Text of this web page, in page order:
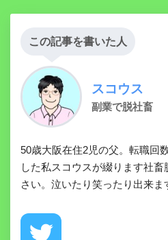
この記事を書いた人
スコウス
副業で脱社畜
50歳大阪在住2児の父。転職回
した私スコウスが綴ります社
さい。泣いたり笑ったり出来ま